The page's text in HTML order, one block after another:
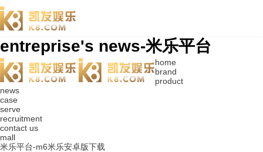
entreprise's news-米乐平台
home
brand
product
news
case
serve
recruitment
contact us
mall
米乐平台-m6米乐安卓版下载